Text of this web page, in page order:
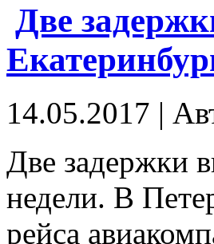
Две
14.05.2017 |
Двe задержки
недели. В
рейса